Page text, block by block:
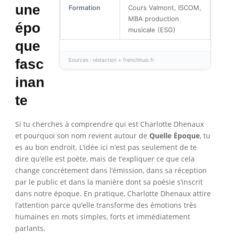
Formation
Cours Valmont, ISCOM,
MBA production
musicale (ESG)
Sources : rédaction + frenchhub.fr
une
épo
que
fasc
inan
te
Si tu cherches à comprendre qui est Charlotte Dhenaux
et pourquoi son nom revient autour de Quelle Époque, tu
es au bon endroit. L’idée ici n’est pas seulement de te
dire qu’elle est poète, mais de t’expliquer ce que cela
change concrètement dans l’émission, dans sa réception
par le public et dans la manière dont sa poésie s’inscrit
dans notre époque. En pratique, Charlotte Dhenaux attire
l’attention parce qu’elle transforme des émotions très
humaines en mots simples, forts et immédiatement
parlants.